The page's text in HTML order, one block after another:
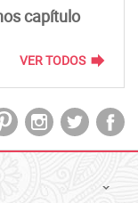
capítulo
VER TODOS forward